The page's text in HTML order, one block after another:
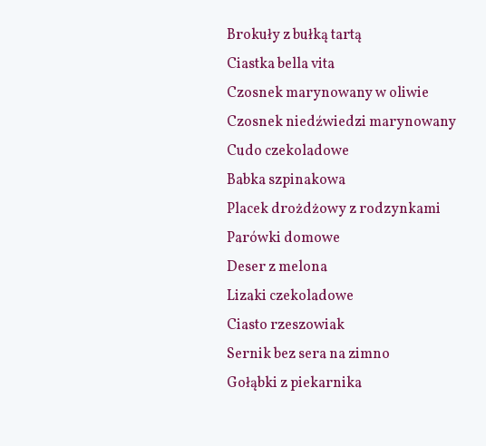
Brokuły z bułką tartą
Ciastka bella vita
Czosnek marynowany w oliwie
Czosnek niedźwiedzi marynowany
Cudo czekoladowe
Babka szpinakowa
Placek drożdżowy z rodzynkami
Parówki domowe
Deser z melona
Lizaki czekoladowe
Ciasto rzeszowiak
Sernik bez sera na zimno
Gołąbki z piekarnika